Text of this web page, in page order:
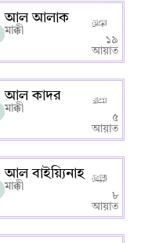
আল আলাক
মাক্কী
১৯
আয়াত
আল কাদর
মাক্কী
৫
আয়াত
আল বাইয়্যিনাহ
মাক্কী
৮
আয়াত